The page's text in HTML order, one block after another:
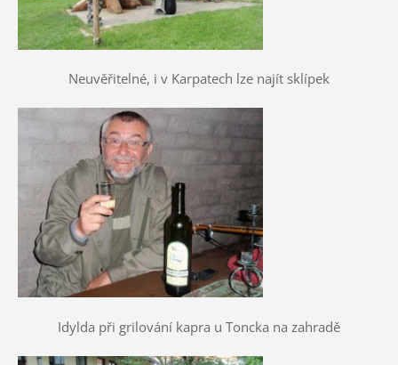
Neuvěřitelné, i v Karpatech lze najít sklípek
Idylda při grilování kapra u Toncka na zahradě